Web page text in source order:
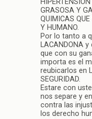
GRASOSA Y
QUIMICAS
Y HUMANO.
Por lo tanto a
LACANDONA
que con su
importa es el
reubicarlos en
SEGURIDAD.
Estare con
nos separe y
contra las
los derecho